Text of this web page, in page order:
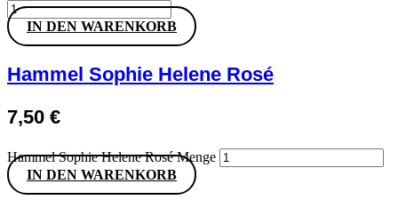
IN DEN WARENKORB
Hammel Sophie Helene Rosé
7,50 €
Hammel Sophie Helene Rosé Menge
IN DEN WARENKORB